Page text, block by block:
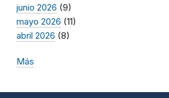
junio 2026 (9)
mayo 2026 (11)
abril 2026 (8)
Más